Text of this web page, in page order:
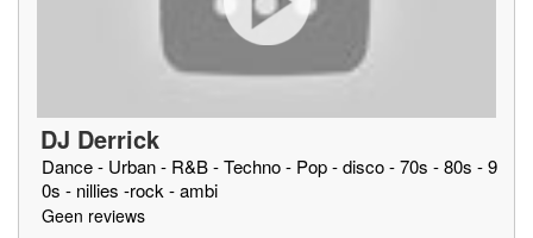
DJ Derrick
Dance - Urban - R&B - Techno - Pop - disco - 70s - 80s - 9
0s - nillies -rock - ambi
Geen reviews